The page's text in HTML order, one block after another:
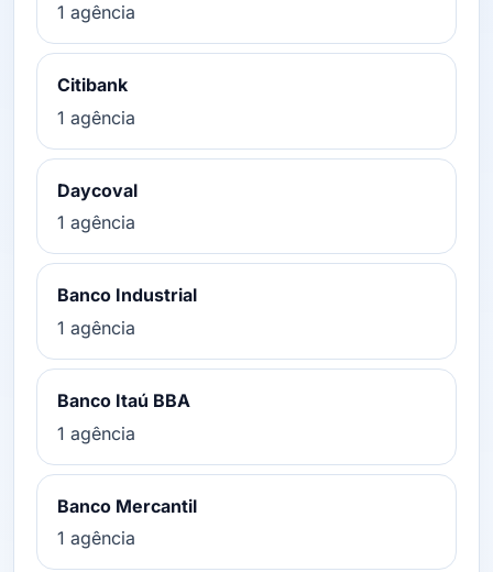
1 agência
Citibank
1 agência
Daycoval
1 agência
Banco Industrial
1 agência
Banco Itaú BBA
1 agência
Banco Mercantil
1 agência